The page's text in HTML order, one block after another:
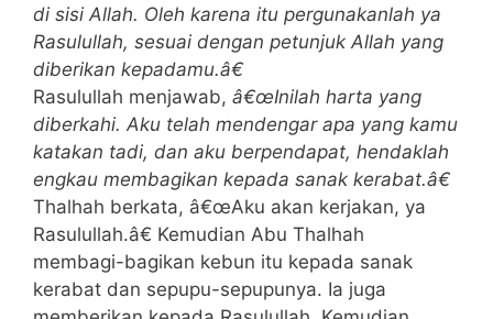
di sisi Allah. Oleh karena itu pergunakanlah ya
Rasulullah, sesuai dengan petunjuk Allah yang
diberikan kepadamu.â€
Rasulullah menjawab, â€œInilah harta yang
diberkahi. Aku telah mendengar apa yang kamu
katakan tadi, dan aku berpendapat, hendaklah
engkau membagikan kepada sanak kerabat.â€
Thalhah berkata, â€œAku akan kerjakan, ya
Rasulullah.â€ Kemudian Abu Thalhah
membagi-bagikan kebun itu kepada sanak
kerabat dan sepupu-sepupunya. Ia juga